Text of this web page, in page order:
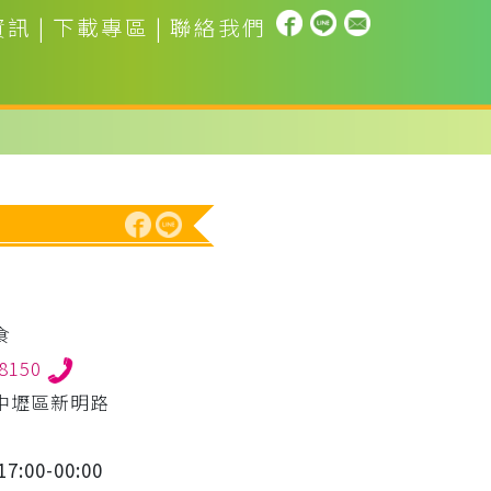
| 下載專區 | 聯絡我們
壢區新明路
00:00